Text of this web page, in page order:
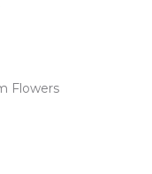
Flowers